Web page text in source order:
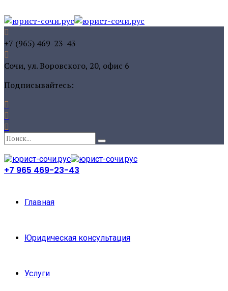
+7 (965) 469-23-43
Сочи, ул. Воровского, 20, офис 6
Подписывайтесь:
+7 965 469-23-43
Главная
Юридическая консультация
Услуги